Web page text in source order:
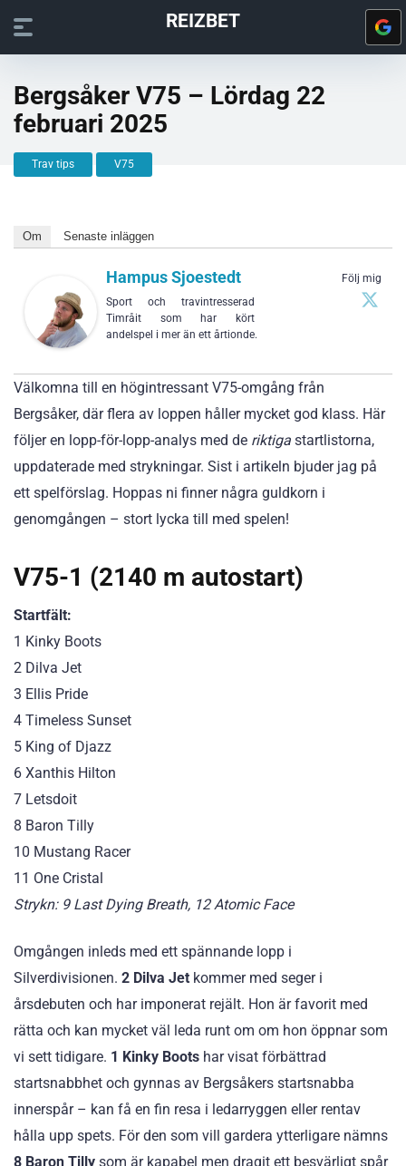
REIZBET
Bergsåker V75 – Lördag 22
februari 2025
Trav tips V75
Om Senaste inläggen
Följ mig
Hampus Sjoestedt
Sport och travintresserad
Timråit som har kört
andelspel i mer än ett årtionde.
Välkomna till en högintressant V75-omgång från
Bergsåker, där flera av loppen håller mycket god klass. Här
följer en lopp-för-lopp-analys med de riktiga startlistorna,
uppdaterade med strykningar. Sist i artikeln bjuder jag på
ett spelförslag. Hoppas ni finner några guldkorn i
genomgången – stort lycka till med spelen!
V75-1 (2140 m autostart)
Startfält:
1 Kinky Boots
2 Dilva Jet
3 Ellis Pride
4 Timeless Sunset
5 King of Djazz
6 Xanthis Hilton
7 Letsdoit
8 Baron Tilly
10 Mustang Racer
11 One Cristal
Strykn: 9 Last Dying Breath, 12 Atomic Face
Omgången inleds med ett spännande lopp i
Silverdivisionen. 2 Dilva Jet kommer med seger i
årsdebuten och har imponerat rejält. Hon är favorit med
rätta och kan mycket väl leda runt om om hon öppnar som
vi sett tidigare. 1 Kinky Boots har visat förbättrad
startsnabbhet och gynnas av Bergsåkers startsnabba
innerspår – kan få en fin resa i ledarryggen eller rentav
hålla upp spets. För den som vill gardera ytterligare nämns
8 Baron Tilly som är kapabel men dragit ett besvärligt spår